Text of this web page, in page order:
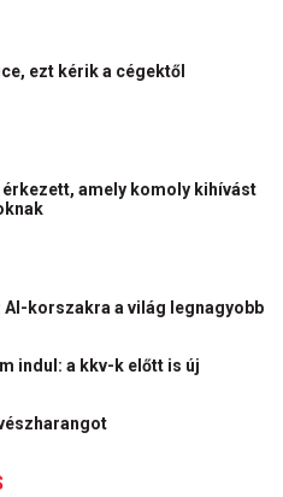
ezt kérik a cégektől
amely komoly kihívást
korszakra a világ legnagyobb
indul: a kkv-k előtt is új